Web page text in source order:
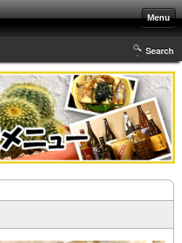
Menu
Search